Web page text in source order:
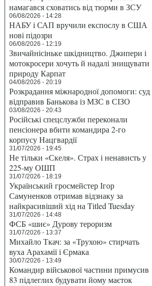
намагався сховатись від тюрми в ЗСУ
06/08/2026 - 14:28
НАБУ і САП вручили експослу в США
нові підозри
06/08/2026 - 12:19
Звичайнісіньке шкідництво. Джипери і
мотокросери хочуть й надалі знищувати
природу Карпат
04/08/2026 - 20:19
Розкрадання міжнародної допомоги: суд
відправив Банькова із МЗС в СІЗО
03/08/2026 - 20:43
Російські спецслужби переконали
пенсіонера вбити командира 2-го
корпусу Нацгвардії
31/07/2026 - 19:45
Не тільки «Скеля». Страх і ненависть у
225-му ОШП
31/07/2026 - 18:19
Український гросмейстер Ігор
Самуненков отримав відзнаку за
найкрасивіший хід на Titled Tuesday
31/07/2026 - 14:48
ФСБ «шиє» Дурову тероризм
31/07/2026 - 13:37
Михайло Ткач: за «Трухою» стирчать
вуха Арахамії і Єрмака
30/07/2026 - 13:49
Командир військової частини примусив
83 підлеглих будувати йому маєток